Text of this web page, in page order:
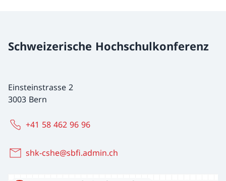
Schweizerische Hochschulkonferenz
Einsteinstrasse 2
3003 Bern
+41 58 462 96 96
shk-cshe@sbfi.admin.ch